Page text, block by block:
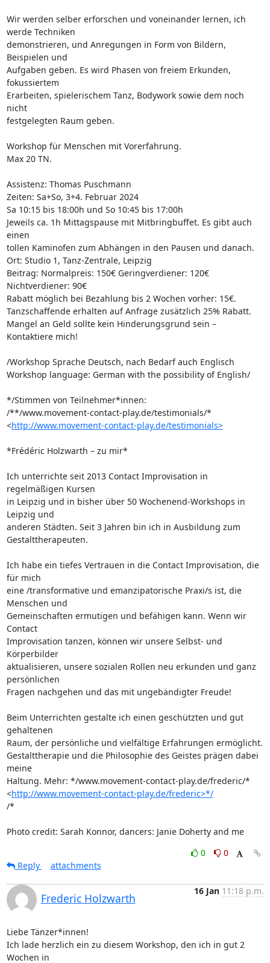
Wir werden selber erforschen und voneinander lernen, ich
werde Techniken
demonstrieren, und Anregungen in Form von Bildern,
Beispielen und
Aufgaben geben. Es wird Phasen von freiem Erkunden,
fokussiertem
Erarbeiten, spielerischem Tanz, Bodywork sowie dem noch
nicht
festgelegten Raum geben.
Workshop für Menschen mit Vorerfahrung.
Max 20 TN.
Assistenz: Thomas Puschmann
Zeiten: Sa+So, 3+4. Februar 2024
Sa 10:15 bis 18:00h und So 10:45 bis 17:00h
Jeweils ca. 1h Mittagspause mit Mitbringbuffet. Es gibt auch
einen
tollen Kaminofen zum Abhängen in den Pausen und danach.
Ort: Studio 1, Tanz-Zentrale, Leipzig
Beitrag: Normalpreis: 150€ Geringverdiener: 120€
Nichtverdiener: 90€
Rabatt möglich bei Bezahlung bis 2 Wochen vorher: 15€.
Tanzschaffende erhalten auf Anfrage zusätzlich 25% Rabatt.
Mangel an Geld sollte kein Hinderungsgrund sein –
Kontaktiere mich!
/Workshop Sprache Deutsch, nach Bedarf auch Englisch
Workshop language: German with the possibility of English/
*/Stimmen von Teilnehmer*innen:
/**/www.movement-contact-play.de/testimonials/*
<http://www.movement-contact-play.de/testimonials>
*Frédéric Holzwarth – zu mir*
Ich unterrichte seit 2013 Contact Improvisation in
regelmäßigen Kursen
in Leipzig und in bisher über 50 Wochenend-Workshops in
Leipzig und
anderen Städten. Seit 3 Jahren bin ich in Ausbildung zum
Gestalttherapeuten.
Ich habe ein tiefes Vertrauen in die Contact Improvisation, die
für mich
eine /transformative und emanzipatorische Praxi/s ist, die
Menschen und
Gemeinschaften ermutigen und befähigen kann. Wenn wir
Contact
Improvisation tanzen, können wir unsere Selbst- und
Körperbilder
aktualisieren, unsere sozialen Rollen neu erkunden und ganz
persönlichen
Fragen nachgehen und das mit ungebändigter Freude!
Beim Unterrichten gestalte ich einen geschützten und gut
gehaltenen
Raum, der persönliche und vielfältige Erfahrungen ermöglicht.
Gestalttherapie und die Philosophie des Geistes prägen dabei
meine
Haltung. Mehr: */www.movement-contact-play.de/frederic/*
<http://www.movement-contact-play.de/frederic>*/
/*
Photo credit: Sarah Konnor, dancers: Janie Doherty and me
0
0
Reply
attachments
Frederic Holzwarth
16 Jan 11:18 p.m.
Liebe Tänzer*innen!
Ich lade herzlich ein zu diesem Workshop, den ich in gut 2
Wochen in